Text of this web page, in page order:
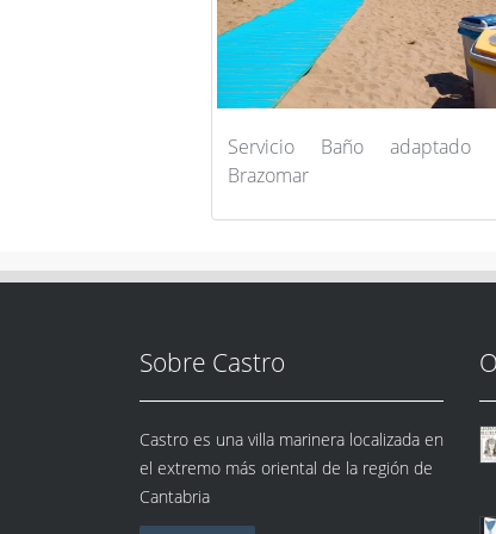
Servicio Baño adaptado
Brazomar
Sobre Castro
Castro es una villa marinera localizada en
el extremo más oriental de la región de
Cantabria